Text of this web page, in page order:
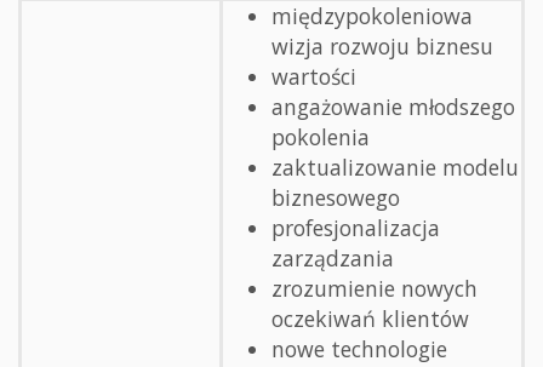
międzypokoleniowa
wizja rozwoju biznesu
wartości
angażowanie młodszego
pokolenia
zaktualizowanie modelu
biznesowego
profesjonalizacja
zarządzania
zrozumienie nowych
oczekiwań klientów
nowe technologie